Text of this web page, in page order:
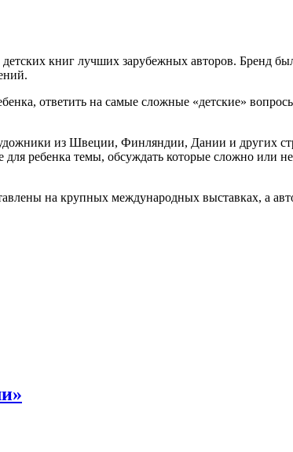
книг лучших зарубежных авторов. Бренд
ответить на самые сложные «детские»
из Швеции, Финляндии, Дании и других
для ребенка темы, обсуждать которые сложно
на крупных международных выставках, а